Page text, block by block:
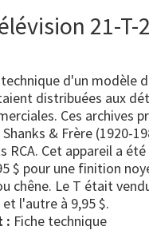
21-T-
d'un modèle
distribuées aux
Ces archives
& Frère (1920-
RCA. Cet appareil a
$ pour une finition
chêne. Le T était
et l'autre à 9,95 $.
:
fiche technique